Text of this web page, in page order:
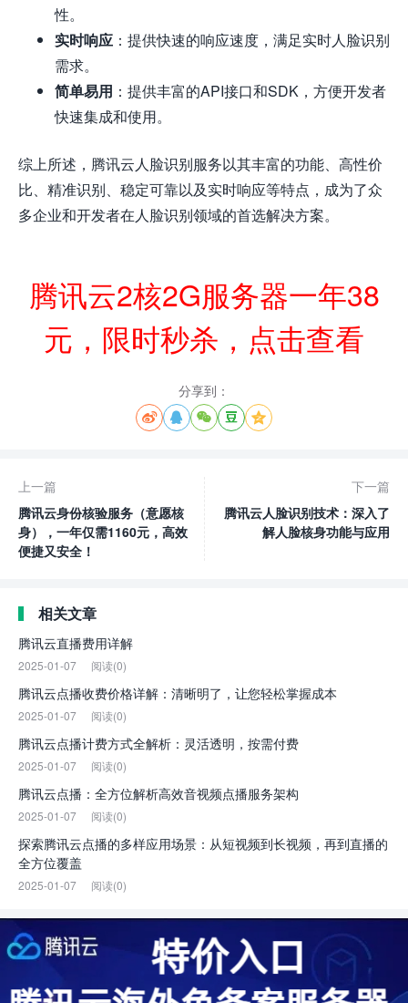
性。
实时响应 ：提供快速的响应速度，满足实时人脸识别
需求。
简单易用 ：提供丰富的API接口和SDK，方便开发者
快速集成和使用。
综上所述，腾讯云人脸识别服务以其丰富的功能、高性价
比、精准识别、稳定可靠以及实时响应等特点，成为了众
多企业和开发者在人脸识别领域的首选解决方案。
腾讯云2核2G服务器一年38
元，限时秒杀，点击查看
分享到：
    
上一篇
腾讯云身份核验服务（意愿核
身），一年仅需1160元，高效
便捷又安全！
下一篇
腾讯云人脸识别技术：深入了
解人脸核身功能与应用
相关文章
腾讯云直播费用详解
2025-01-07 阅读(0)
腾讯云点播收费价格详解：清晰明了，让您轻松掌握成本
2025-01-07 阅读(0)
腾讯云点播计费方式全解析：灵活透明，按需付费
2025-01-07 阅读(0)
腾讯云点播：全方位解析高效音视频点播服务架构
2025-01-07 阅读(0)
探索腾讯云点播的多样应用场景：从短视频到长视频，再到直播的
全方位覆盖
2025-01-07 阅读(0)